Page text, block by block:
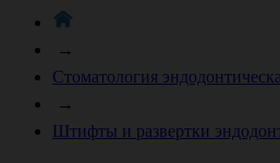
→
Стоматология
→
Штифты и развертки